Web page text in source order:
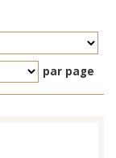
par page